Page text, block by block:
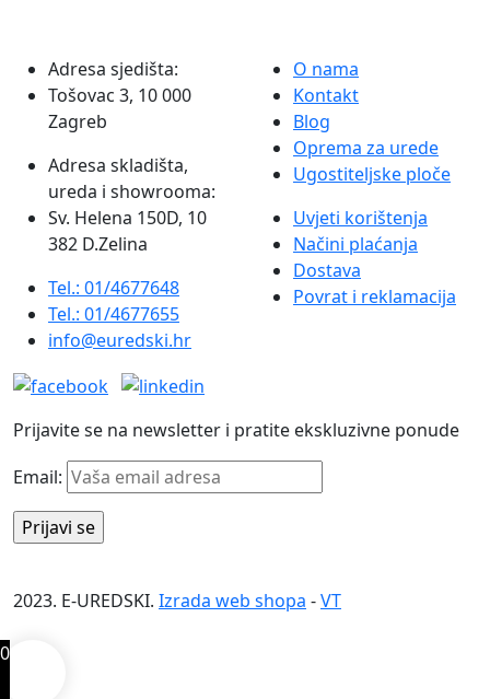
Adresa sjedišta:
Tošovac 3, 10 000
Zagreb
Adresa skladišta,
ureda i showrooma:
Sv. Helena 150D, 10
382 D.Zelina
Tel.: 01/4677648
Tel.: 01/4677655
info@euredski.hr
O nama
Kontakt
Blog
Oprema za urede
Ugostiteljske ploče
Uvjeti korištenja
Načini plaćanja
Dostava
Povrat i reklamacija
Prijavite se na newsletter i pratite ekskluzivne ponude
Email:
2023. E-UREDSKI. Izrada web shopa -VT
0